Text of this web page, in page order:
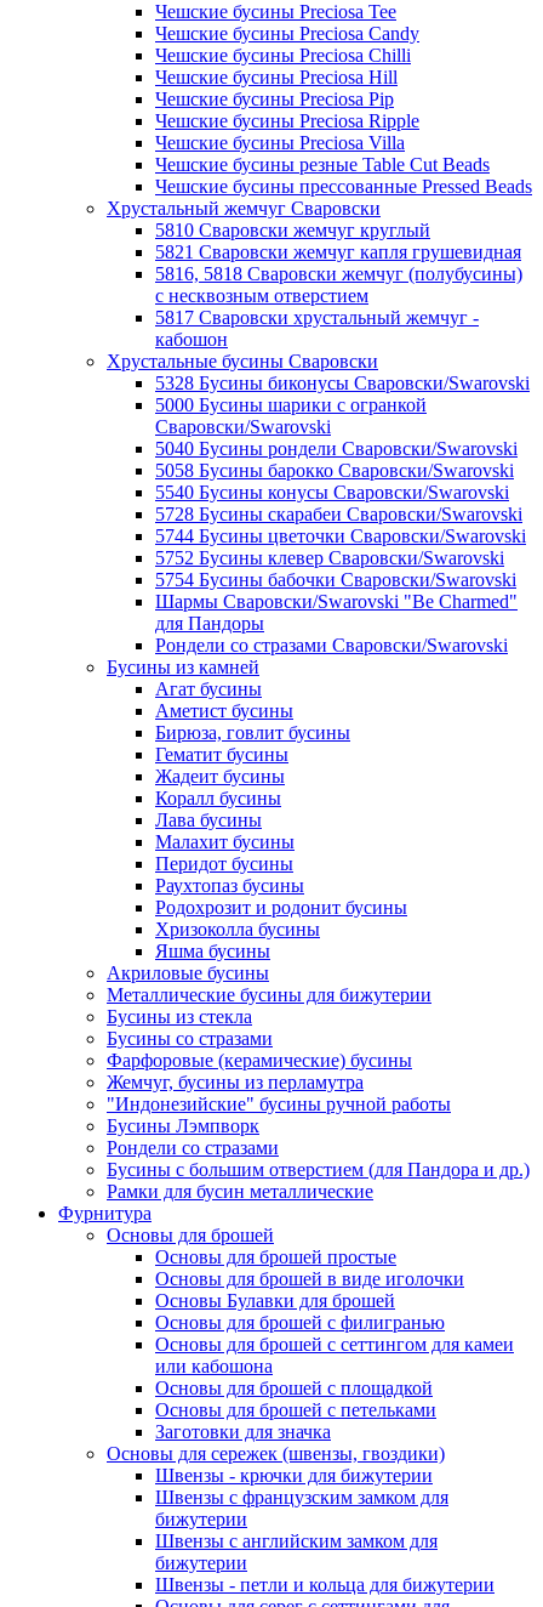
Чешские бусины Preciosa Tee
Чешские бусины Preciosa Candy
Чешские бусины Preciosa Chilli
Чешские бусины Preciosa Hill
Чешские бусины Preciosa Pip
Чешские бусины Preciosa Ripple
Чешские бусины Preciosa Villa
Чешские бусины резные Table Cut Beads
Чешские бусины прессованные Pressed Beads
Хрустальный жемчуг Сваровски
5810 Сваровски жемчуг круглый
5821 Сваровски жемчуг капля грушевидная
5816, 5818 Сваровски жемчуг (полубусины)
с несквозным отверстием
5817 Сваровски хрустальный жемчуг -
кабошон
Хрустальные бусины Сваровски
5328 Бусины биконусы Сваровски/Swarovski
5000 Бусины шарики с огранкой
Сваровски/Swarovski
5040 Бусины рондели Сваровски/Swarovski
5058 Бусины барокко Сваровски/Swarovski
5540 Бусины конусы Сваровски/Swarovski
5728 Бусины скарабеи Сваровски/Swarovski
5744 Бусины цветочки Сваровски/Swarovski
5752 Бусины клевер Сваровски/Swarovski
5754 Бусины бабочки Сваровски/Swarovski
Шармы Сваровски/Swarovski "Be Charmed"
для Пандоры
Рондели со стразами Сваровски/Swarovski
Бусины из камней
Агат бусины
Аметист бусины
Бирюза, говлит бусины
Гематит бусины
Жадеит бусины
Коралл бусины
Лава бусины
Малахит бусины
Перидот бусины
Раухтопаз бусины
Родохрозит и родонит бусины
Хризоколла бусины
Яшма бусины
Акриловые бусины
Металлические бусины для бижутерии
Бусины из стекла
Бусины со стразами
Фарфоровые (керамические) бусины
Жемчуг, бусины из перламутра
"Индонезийские" бусины ручной работы
Бусины Лэмпворк
Рондели со стразами
Бусины с большим отверстием (для Пандора и др.)
Рамки для бусин металлические
Фурнитура
Основы для брошей
Основы для брошей простые
Основы для брошей в виде иголочки
Основы Булавки для брошей
Основы для брошей с филигранью
Основы для брошей с сеттингом для камеи
или кабошона
Основы для брошей с площадкой
Основы для брошей с петельками
Заготовки для значка
Основы для сережек (швензы, гвоздики)
Швензы - крючки для бижутерии
Швензы с французским замком для
бижутерии
Швензы с английским замком для
бижутерии
Швензы - петли и кольца для бижутерии